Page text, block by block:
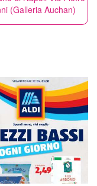
(Galleria Auchan)